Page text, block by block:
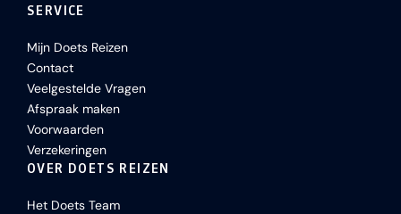
SERVICE
Mijn Doets Reizen
Contact
Veelgestelde Vragen
Afspraak maken
Voorwaarden
Verzekeringen
OVER DOETS REIZEN
Het Doets Team